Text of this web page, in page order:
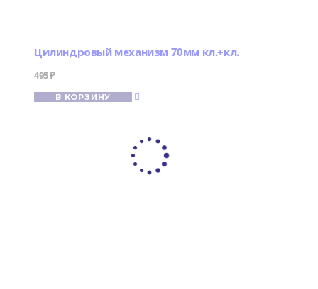
Цилиндровый механизм 70мм кл.+кл.
495₽
В КОРЗИНУ